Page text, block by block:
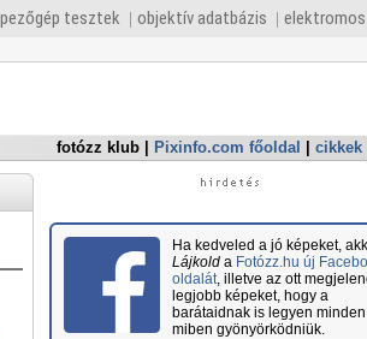
tesztek objektív adatbázis
fotózz klub Pixinfo.com főoldal cikkek
Ha kedveled a jó képeket,
Lájkolda Fotózz.hu új
oldalát, illetve az ott
legjobb képeket, hogy a
barátaidnak is legyen
miben gyönyörködniük.